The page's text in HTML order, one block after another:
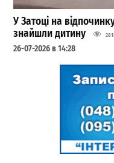
У Затоці на
знайшли дитину
26-07-2026 в 14:28